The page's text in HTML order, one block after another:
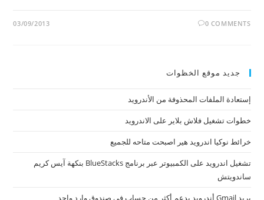
0 COMMENTS
03/09/2013
جديد موقع الخظوات
إستعادة الملفات المحذوفة من الأندرويد
خطوات تشغيل فلاش بلاير على الاندرويد
خرائط نوكيا اندرويد هير اصبحت متاحه للجميع
تشغيل اندرويد على الكمبيوتر عبر برنامج BlueStacks بنكهة آيس كريم
ساندويتش
بريد Gmail أندرويد يدعم أكثر من حساب في صندوق وارد واحد